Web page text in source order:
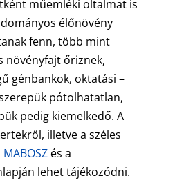
műemléki oltalmat is
élőnövény
fenn, több mint
növényfajt őriznek,
génbankok, oktatási –
pótolhatatlan,
pedig kiemelkedő. A
illetve a széles
MABOSZés a
lehet tájékozódni.